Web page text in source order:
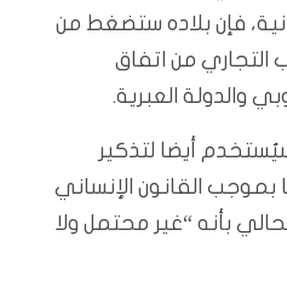
فإن بلاده ستضغط من
التجاري من اتفاق
والدولة العبرية.
أيضا لتذكير
بموجب القانون الإنساني
بأنه “غير محتمل ولا